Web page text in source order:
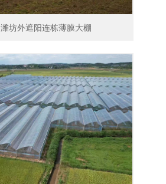
潍坊外遮阳连栋薄膜大棚